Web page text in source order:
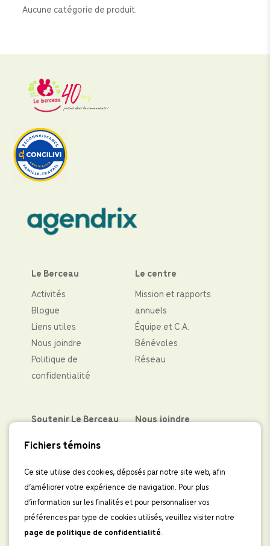
Aucune catégorie de produit.
Le Berceau
Activités
Blogue
Liens utiles
Nous joindre
Politique de
confidentialité
Le centre
Mission et rapports
annuels
Équipe et C.A.
Bénévoles
Réseau
Soutenir Le Berceau
Partenaires financiers
Levées de fond
Boutique
Nous joindre
LinkedIn
IInscrivez-vous à
l’infolettre
Fichiers témoins
Ce site utilise des cookies, déposés par notre site web, afin
d’améliorer votre expérience de navigation. Pour plus
d’information sur les finalités et pour personnaliser vos
préférences par type de cookies utilisés, veuillez visiter notre
page de politique de confidentialité.